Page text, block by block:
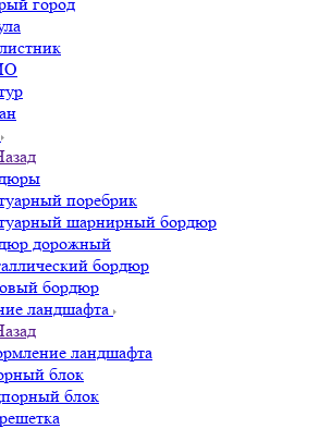
поребрик
шарнирный бордюр
дорожный
бордюр
бордюр
ландшафта
ландшафта
блок
блок